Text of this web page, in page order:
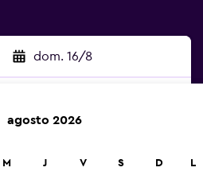
dom. 16/8
agosto 2026
M J V S D L